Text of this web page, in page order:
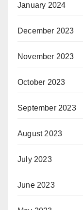
January 2024
December 2023
November 2023
October 2023
September 2023
August 2023
July 2023
June 2023